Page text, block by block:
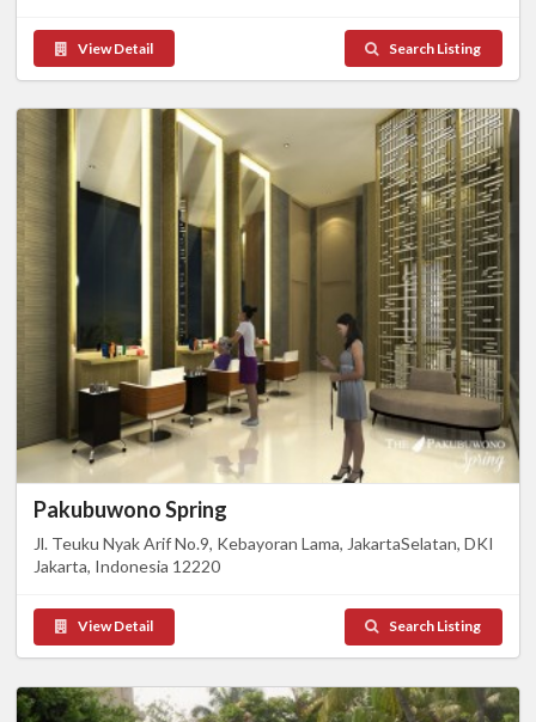
View Detail Search Listing
Pakubuwono Spring
Jl. Teuku Nyak Arif No.9, Kebayoran Lama, JakartaSelatan, DKI
Jakarta, Indonesia 12220
View Detail Search Listing